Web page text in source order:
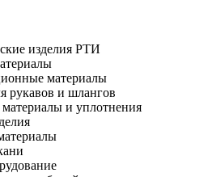
изделия РТИ
материалы
рукавов и шлангов
и уплотнения